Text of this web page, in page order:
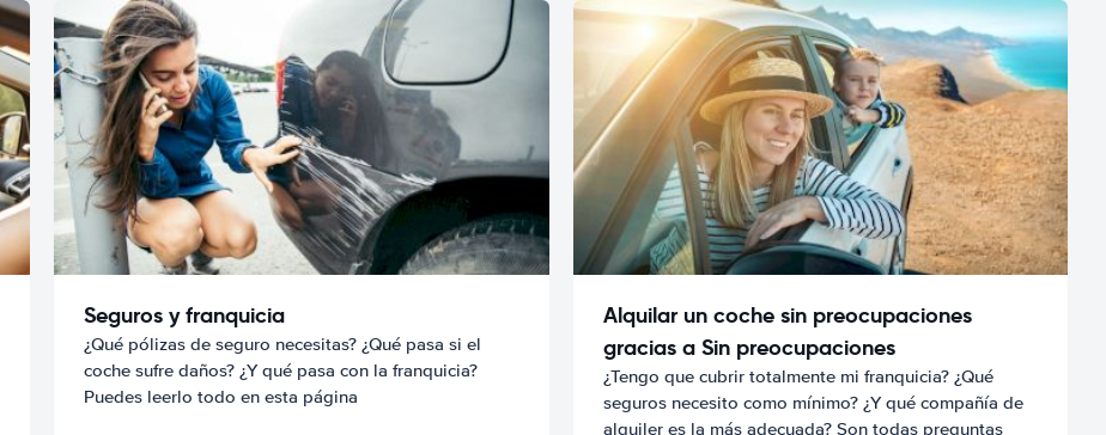
Seguros y franquicia
¿Qué pólizas de seguro necesitas? ¿Qué pasa si el
coche sufre daños? ¿Y qué pasa con la franquicia?
Puedes leerlo todo en esta página
Alquilar un coche sin preocupaciones
gracias a Sin preocupaciones
¿Tengo que cubrir totalmente mi franquicia? ¿Qué
seguros necesito como mínimo? ¿Y qué compañía de
alquiler es la más adecuada? Son todas preguntas